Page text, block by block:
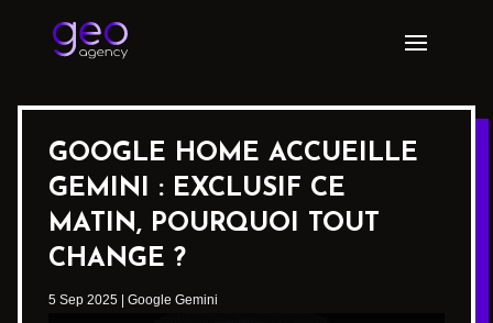
GOOGLE HOME ACCUEILLE
GEMINI : EXCLUSIF CE
MATIN, POURQUOI TOUT
CHANGE ?
5 Sep 2025 Google Gemini